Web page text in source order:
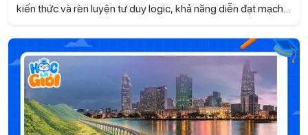
kiến thức và rèn luyện tư duy logic, khả năng diễn đạt mạch
cần xây dựng định hướng rõ ràng cùng phương pháp ôn tập
phù hợp với năng lực và mục tiêu của mình. Học là Giỏi sẽ
giúp bạn tìm ra cách ôn văn vào 10 khoa học và đạt kết quả
cao nhất trong bài viết này nhé.